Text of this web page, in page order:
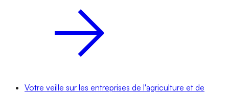
Votre veille sur les entreprises de l'agriculture et de